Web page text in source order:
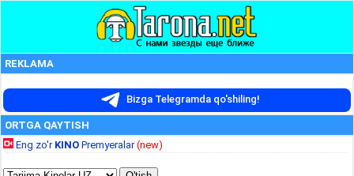
REKLAMA
Bizga Telegramda qo'shiling!
ORTGA QAYTISH
Eng zo'r KINO Premyeralar(new)